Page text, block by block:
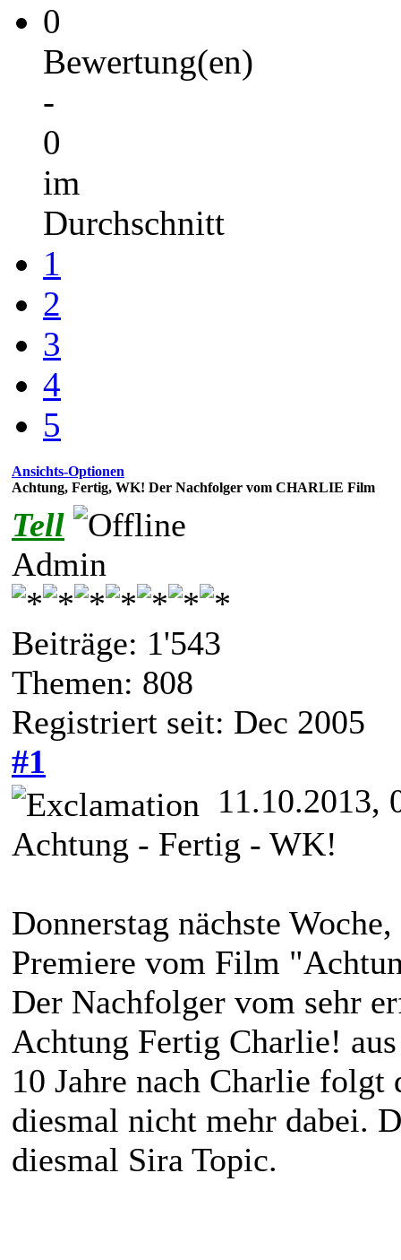
0
Bewertung(en)
-
0
im
Durchschnitt
1
2
3
4
5
Ansichts-Optionen
Achtung, Fertig, WK! Der Nachfolger vom CHARLIE Film
Tell
Admin
Beiträge: 1'543
Themen: 808
Registriert seit: Dec 2005
#1
11.10.2013,
Achtung - Fertig - WK!
Donnerstag nächste
Premiere vom Film
Der Nachfolger vom sehr
Achtung Fertig Charlie!
10 Jahre nach Charlie
diesmal nicht mehr dabei.
diesmal Sira Topic.